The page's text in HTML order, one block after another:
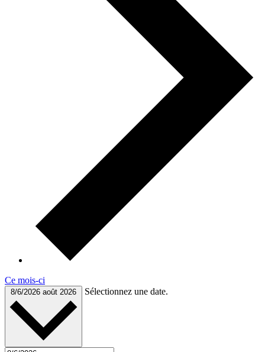
Ce mois-ci
8/6/2026 août 2026 Sélectionnez une date.